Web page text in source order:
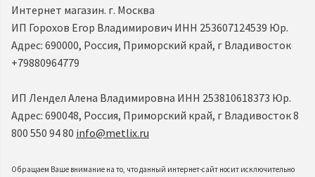
Интернет магазин. г. Москва
ИП Горохов Егор Владимирович ИНН 253607124539 Юр.
Адрес: 690000, Россия, Приморский край, г Владивосток
+79880964779
ИП Лендел Алена Владимировна ИНН 253810618373 Юр.
Адрес: 690048, Россия, Приморский край, г Владивосток 8
800 550 94 80 info@metlix.ru
Обращаем Ваше внимание на то, что данный интернет-сайт носит исключительно